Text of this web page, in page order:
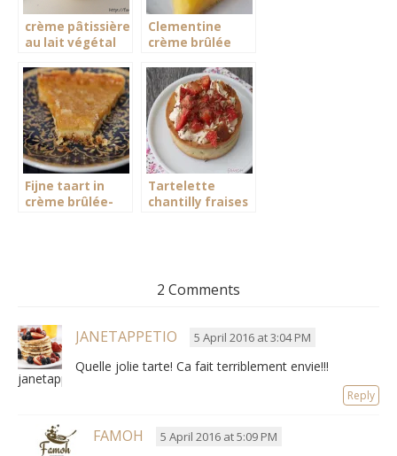
crème pâtissière
au lait végétal
Clementine
crème brûlée
Fijne taart in
crème brûlée-
Tartelette
chantilly fraises
2 Comments
janetappetio
JANETAPPETIO 5 April 2016 at 3:04 PM
Quelle jolie tarte! Ca fait terriblement envie!!!
Reply
FAMOH 5 April 2016 at 5:09 PM